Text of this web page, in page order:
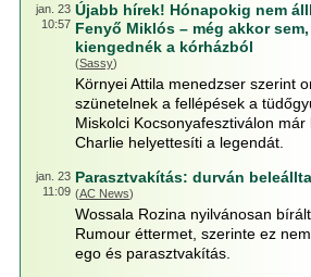
jan. 23
10:57
Újabb hírek! Hónapokig nem
Fenyő Miklós – még akkor
kiengednék a kórházból
(Sassy)
Környei Attila menedzser szerint
szünetelnek a fellépések a
Miskolci Kocsonyafesztiválon
Charlie helyettesíti a legendát.
jan. 23
11:09
Parasztvakítás: durván
(AC News)
Wossala Rozina nyilvánosan
Rumour éttermet, szerinte ez
ego és parasztvakítás.